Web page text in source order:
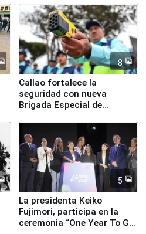
8
Callao fortalece la
seguridad con nueva
Brigada Especial de
equipamiento para
Serenazgo
5
La presidenta Keiko
Fujimori, participa en la
ceremonia “One Year To Go